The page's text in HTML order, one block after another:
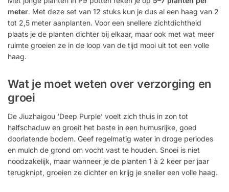
meter. Met deze set van 12 stuks kun je dus al een haag van 2
tot 2,5 meter aanplanten. Voor een snellere zichtdichtheid
plaats je de planten dichter bij elkaar, maar ook met wat meer
ruimte groeien ze in de loop van de tijd mooi uit tot een volle
haag.
Wat je moet weten over verzorging en
groei
De Jiuzhaigou ‘Deep Purple’ voelt zich thuis in zon tot
halfschaduw en groeit het beste in een humusrijke, goed
doorlatende bodem. Geef regelmatig water in droge periodes
en mulch de grond om vocht vast te houden. Snoei is niet
noodzakelijk, maar wanneer je de planten 1 à 2 keer per jaar
terugknipt, groeien ze dichter en krijg je sneller een volle haag.